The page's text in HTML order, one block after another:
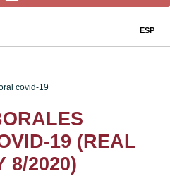
ESP
19 (REAL
8/2020)